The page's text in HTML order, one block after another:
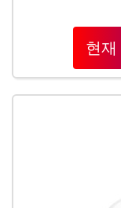
현재